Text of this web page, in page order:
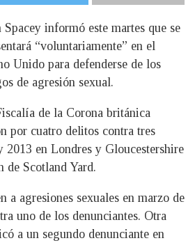
Spacey informó este martes que se
“voluntariamente” en el
Unido para defenderse de los
de agresión sexual.
de la Corona británica
por cuatro delitos contra tres
2013 en Londres y Gloucestershire
de Scotland Yard.
a agresiones sexuales en marzo de
uno de los denunciantes. Otra
a un segundo denunciante en